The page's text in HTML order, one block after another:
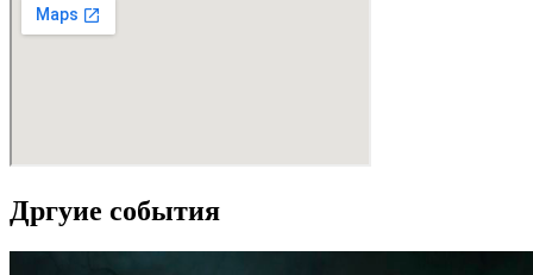
Дргуие события